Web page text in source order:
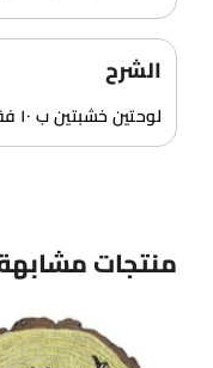
الشرح
لوحتين خشبتين ب ١٠ فقط
منتجات